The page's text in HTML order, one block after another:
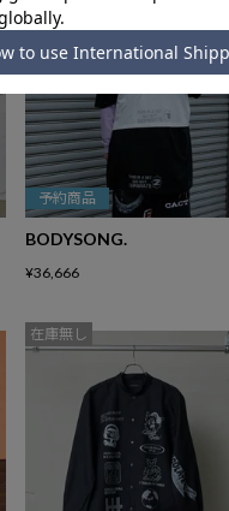
予約商品
BODYSONG.
¥36,666
在庫無し